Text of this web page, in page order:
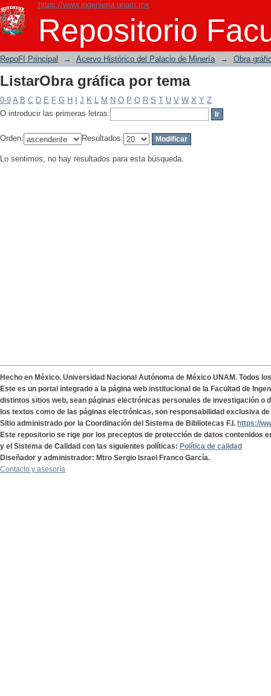
https://www.ingenieria.unam.mx
Repositorio
ListarObra gráfica por tema
RepoFI Principal → Acervo Histórico del Palacio de Minería → Obra
ListarObra gráfica por tema
0-9 A B C D E F G H J K L M N O P Q R S T U V W X Y Z
O introducir las primeras letras:
Orden: Resultados:
Lo sentimos, no hay resultados para esta búsqueda.
Hecho en México. Universidad Nacional Autónoma de México UNAM. Todos
Este es un portal integrado a la página web institucional de la Facultad de
distintos sitios web, sean páginas electrónicas personales de investigación o
los textos como de las páginas electrónicas, son responsabilidad exclusiva
Sitio administrado por la Coordinación del Sistema de Bibliotecas F.I. https://
Este repositorio se rige por los preceptos de protección de datos contenidos
y el Sistema de Calidad con las siguientes políticas: Política de calidad
Diseñador y administrador: Mtro Sergio Israel Franco García.
Contacto y asesoría